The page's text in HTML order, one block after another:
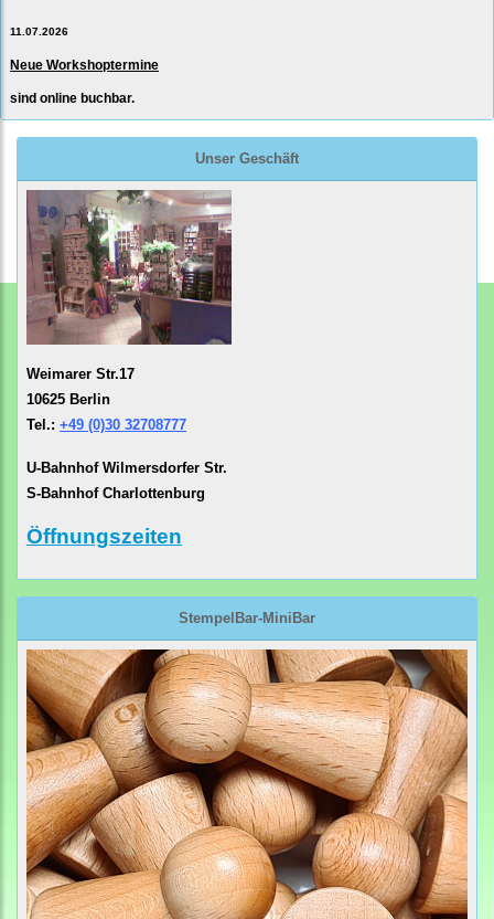
11.07.2026
Neue Workshoptermine
sind online buchbar.
Unser Geschäft
Weimarer Str.17
10625 Berlin
Tel.: +49 (0)30 32708777
U-Bahnhof Wilmersdorfer Str.
S-Bahnhof Charlottenburg
Öffnungszeiten
StempelBar-MiniBar